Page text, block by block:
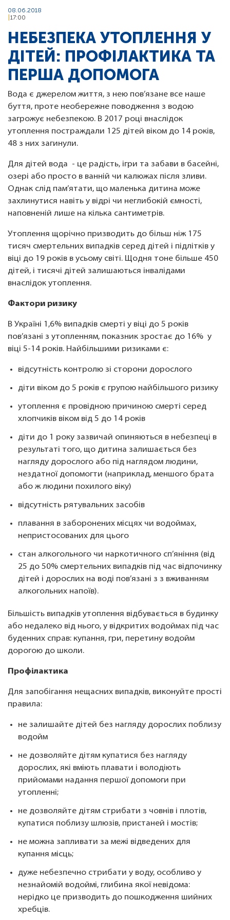
08.06.2018
17:00
НЕБЕЗПЕКА УТОПЛЕННЯ У
ДІТЕЙ: ПРОФІЛАКТИКА ТА
ПЕРША ДОПОМОГА
Вода є джерелом життя, з нею пов’язане все наше
буття, проте необережне поводження з водою
загрожує небезпекою. В 2017 році внаслідок
утоплення постраждали 125 дітей віком до 14 років,
48 з них загинули.
Для дітей вода - це радість, ігри та забави в басейні,
озері або просто в ванній чи калюжах після зливи.
Однак слід пам’ятати, що маленька дитина може
захлинутися навіть у відрі чи неглибокій ємності,
наповненій лише на кілька сантиметрів.
Утоплення щорічно призводить до більш ніж 175
тисяч смертельних випадків серед дітей і підлітків у
віці до 19 років в усьому світі. Щодня тоне більше 450
дітей, і тисячі дітей залишаються інвалідами
внаслідок утоплення.
Фактори ризику
В Україні 1,6% випадків смерті у віці до 5 років
пов’язані з утопленням, показник зростає до 16% у
віці 5-14 років. Найбільшими ризиками є:
відсутність контролю зі сторони дорослого
діти віком до 5 років є групою найбільшого ризику
утоплення є провідною причиною смерті серед
хлопчиків віком від 5 до 14 років
діти до 1 року зазвичай опиняються в небезпеці в
результаті того, що дитина залишається без
нагляду дорослого або під наглядом людини,
нездатної допомогти (наприклад, меншого брата
або ж людини похилого віку)
відсутність рятувальних засобів
плавання в заборонених місцях чи водоймах,
непристосованих для цього
стан алкогольного чи наркотичного сп’яніння (від
25 до 50% смертельних випадків під час відпочинку
дітей і дорослих на воді пов’язані з з вживанням
алкогольних напоїв).
Більшість випадків утоплення відбувається в будинку
або недалеко від нього, у відкритих водоймах під час
буденних справ: купання, гри, перетину водойм
дорогою до школи.
Профілактика
Для запобігання нещасних випадків, виконуйте прості
правила:
не залишайте дітей без нагляду дорослих поблизу
водойм
не дозволяйте дітям купатися без нагляду
дорослих, які вміють плавати і володіють
прийомами надання першої допомоги при
утопленні;
не дозволяйте дітям стрибати з човнів і плотів,
купатися поблизу шлюзів, пристаней і мостів;
не можна запливати за межі відведених для
купання місць;
дуже небезпечно стрибати у воду, особливо у
незнайомій водоймі, глибина якої невідома:
нерідко це призводить до пошкодження шийних
хребців.